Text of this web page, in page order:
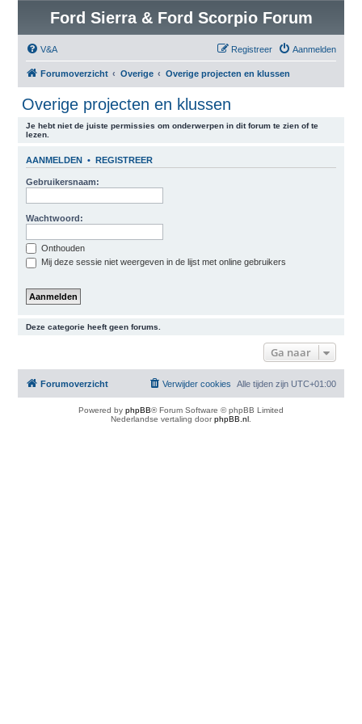
Ford Sierra & Ford Scorpio Forum
V&A Aanmelden
Registreer
Forumoverzicht Overige Overige projecten en klussen
Overige projecten en klussen
Je hebt niet de juiste permissies om onderwerpen in dit forum te zien of te
lezen.
AANMELDEN • REGISTREER
Gebruikersnaam:
Wachtwoord:
Onthouden
Mij deze sessie niet weergeven in de lijst met online gebruikers
Deze categorie heeft geen forums.
Ga naar
Forumoverzicht Alle tijden zijn UTC+01:00
Verwijder cookies
Powered by phpBB® Forum Software © phpBB Limited
Nederlandse vertaling doorphpBB.nl